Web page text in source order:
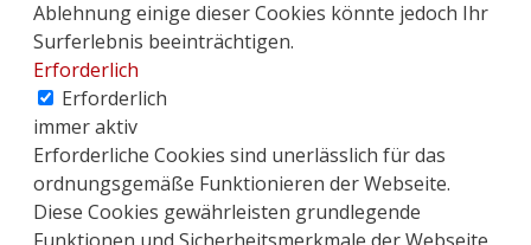
Ablehnung einige dieser Cookies könnte jedoch Ihr
Surferlebnis beeinträchtigen.
Erforderlich
Erforderlich
immer aktiv
Erforderliche Cookies sind unerlässlich für das
ordnungsgemäße Funktionieren der Webseite.
Diese Cookies gewährleisten grundlegende
Funktionen und Sicherheitsmerkmale der Webseite